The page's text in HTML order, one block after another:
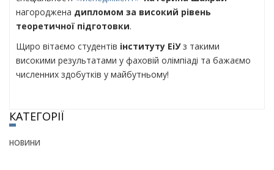
нагороджена дипломом за високий рівень
теоретичної підготовки.
Щиро вітаємо студентів інституту ЕіУз такими
високими результатами у фаховій олімпіаді та бажаємо
численних здобутків у майбутньому!
КАТЕГОРІЇ
НОВИНИ